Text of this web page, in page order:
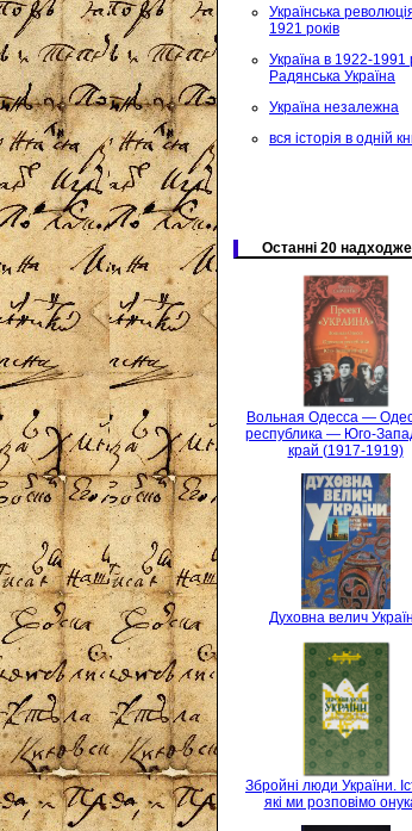
Українська
1921 років
Україна в 1922-1991
Радянська Україна
Україна незалежна
вся історія в одній
Останні 20
Вольная Одесса —
республика — Юго-
край (1917-1919)
Духовна велич
Збройні люди України.
які ми розповімо